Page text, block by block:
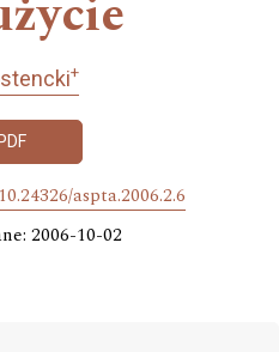
+
PDF
aspta.2006.2.6
2006-10-02